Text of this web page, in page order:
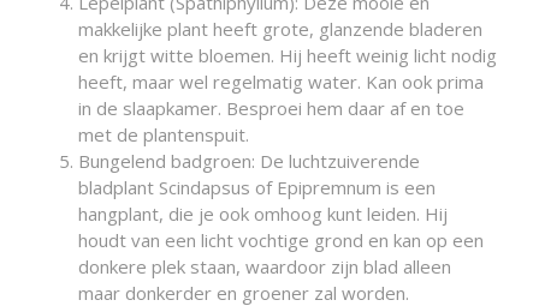
makkelijke plant heeft grote, glanzende bladeren
en krijgt witte bloemen. Hij heeft weinig licht nodig
heeft, maar wel regelmatig water. Kan ook prima
in de slaapkamer. Besproei hem daar af en toe
met de plantenspuit.
Bungelend badgroen: De luchtzuiverende
bladplant Scindapsus of Epipremnum is een
hangplant, die je ook omhoog kunt leiden. Hij
houdt van een licht vochtige grond en kan op een
donkere plek staan, waardoor zijn blad alleen
maar donkerder en groener zal worden.